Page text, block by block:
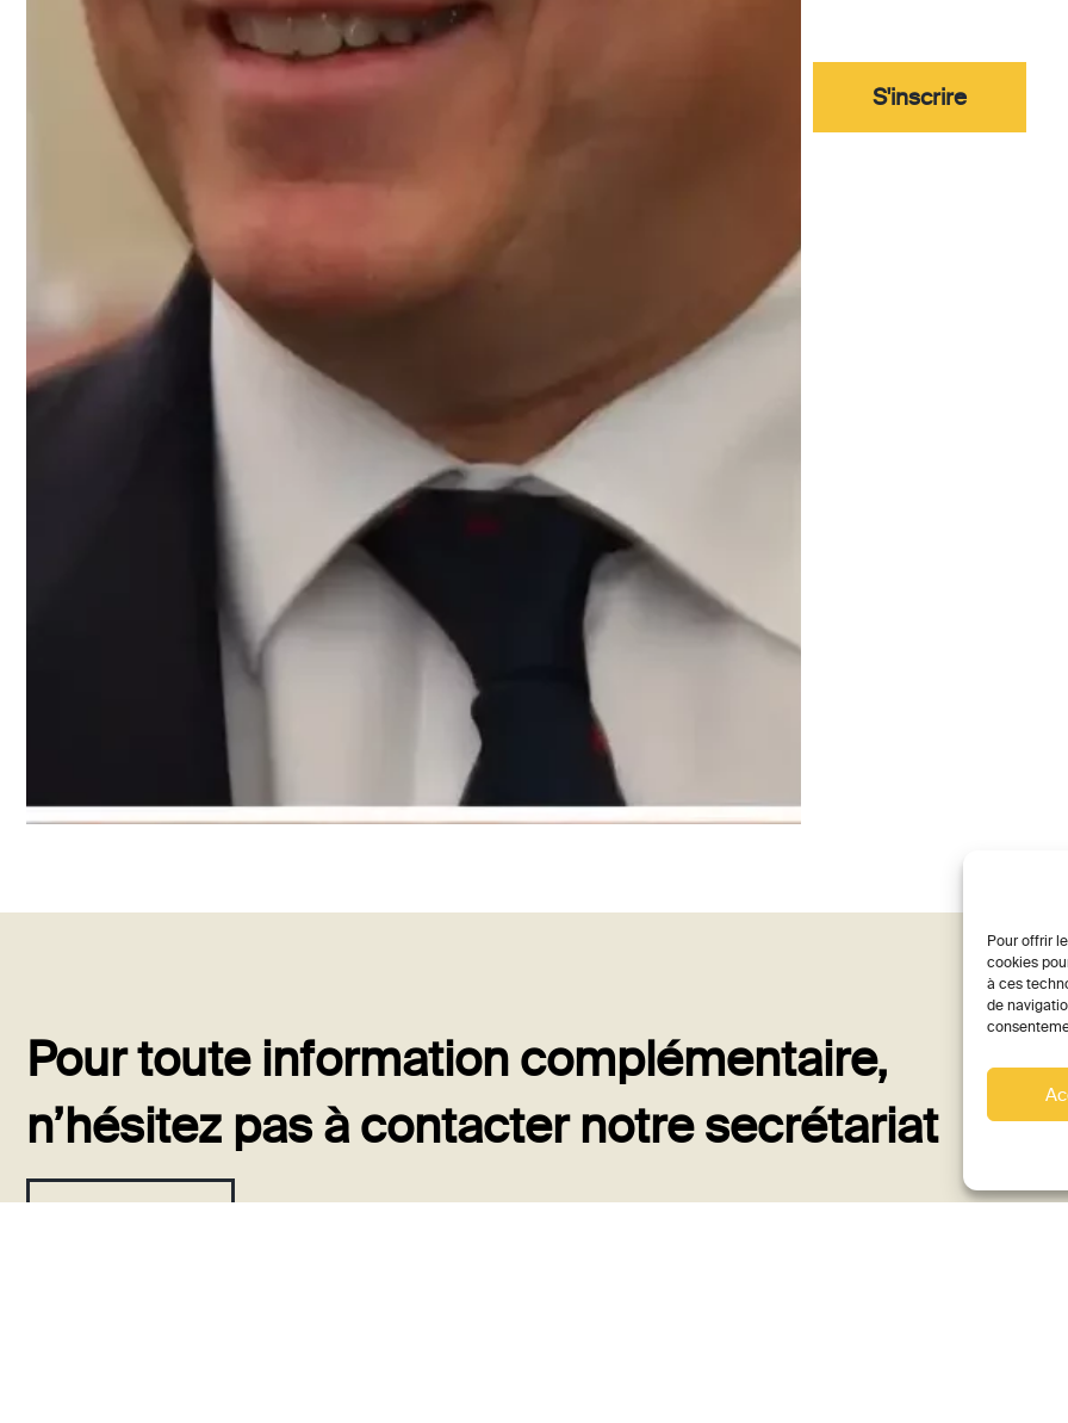
Pour offrir
cookies
à ces
de
S'inscrire
Pour toute information complémentaire,
n’hésitez pas à contacter notre secrétariat